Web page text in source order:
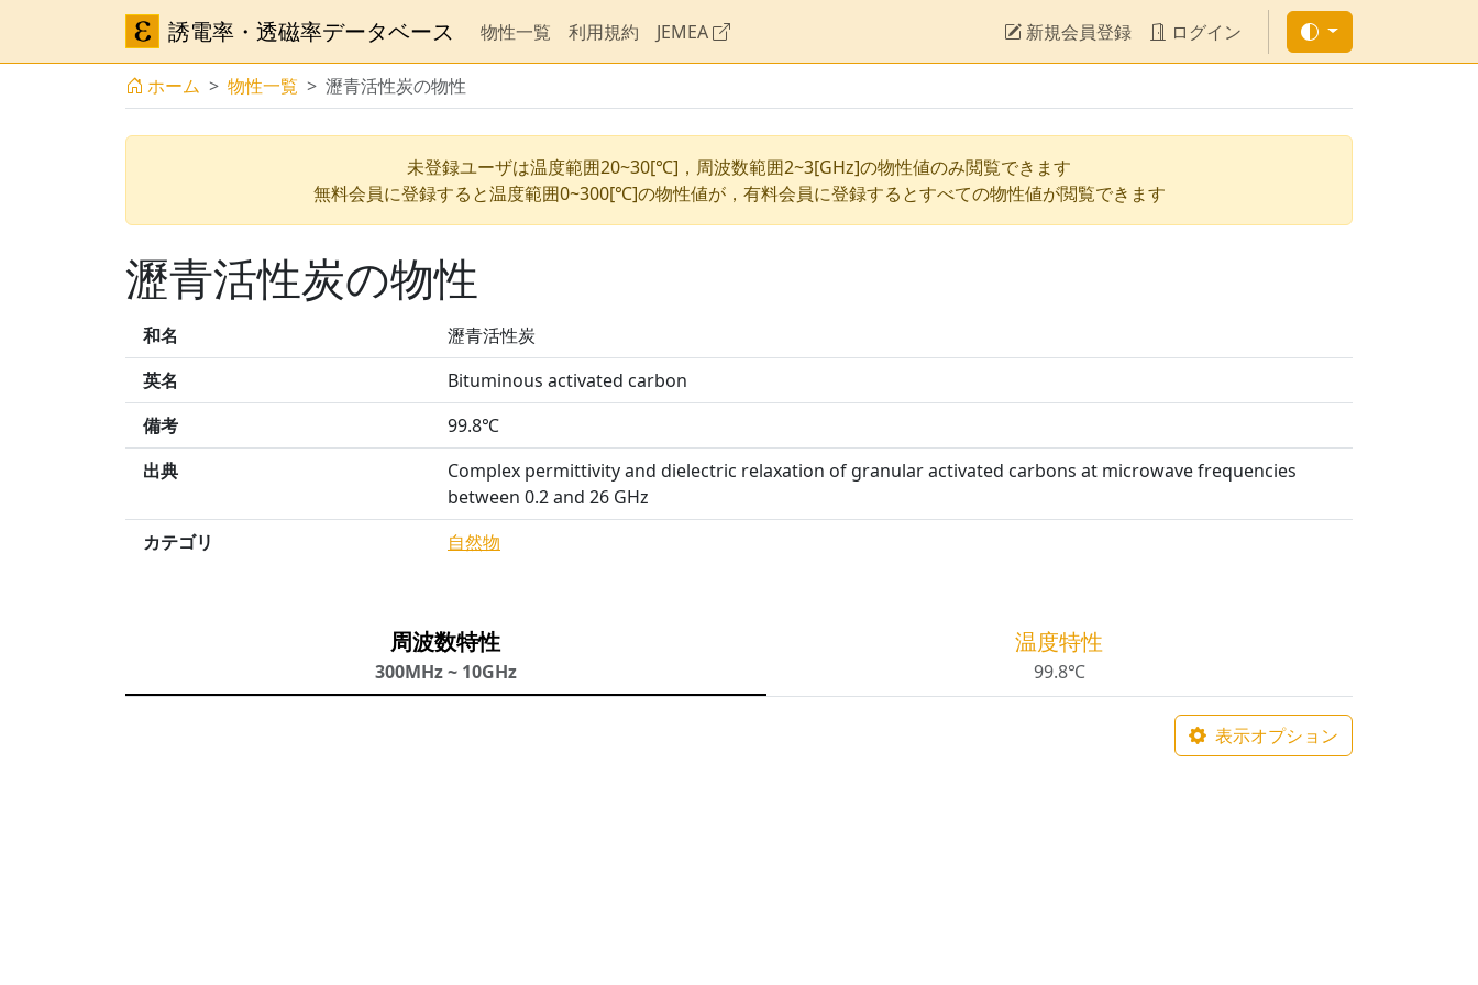
誘電率・透磁率データベース 物性一覧 利用規約 JEMEA 新規会員登録 ログイン
ホーム 物性一覧 瀝青活性炭の物性
未登録ユーザは温度範囲20~30[℃]，周波数範囲2~3[GHz]の物性値のみ閲覧できます
無料会員に登録すると温度範囲0~300[℃]の物性値が，有料会員に登録するとすべての物性値が閲覧できます
瀝青活性炭の物性
和名
瀝青活性炭
英名
Bituminous activated carbon
備考
99.8℃
出典
Complex permittivity and dielectric relaxation of granular activated carbons at microwave frequencies
between 0.2 and 26 GHz
カテゴリ
自然物
周波数特性
300MHz ~ 10GHz
温度特性
99.8℃
表示オプション